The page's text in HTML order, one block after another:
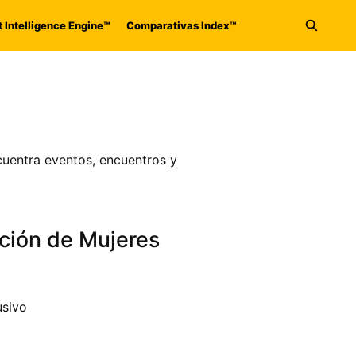
Intelligence Engine™ Comparativas Index™
Abrir
eventos, encuentros y
de Mujeres